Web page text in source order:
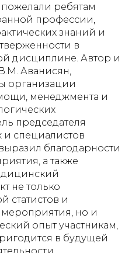
ребятам
профессии,
знаний и
в
дисциплине. Автор и
Аванисян,
организации
менеджмента и
председателя
и специалистов
благодарности
а также
не только
статистов и
но и
опыт участникам,
в будущей